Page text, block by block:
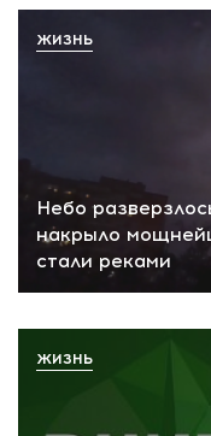
Небо
накрыло
стали реками
ЖИЗНЬ
ЖИЗНЬ